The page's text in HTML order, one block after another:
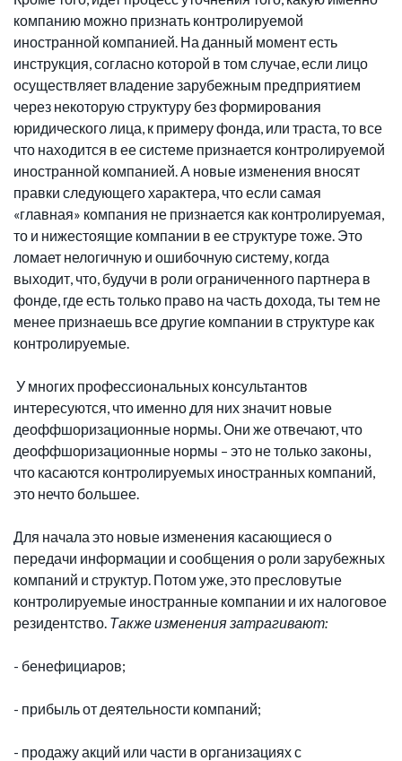
компанию можно признать контролируемой
иностранной компанией. На данный момент есть
инструкция, согласно которой в том случае, если лицо
осуществляет владение зарубежным предприятием
через некоторую структуру без формирования
юридического лица, к примеру фонда, или траста, то все
что находится в ее системе признается контролируемой
иностранной компанией. А новые изменения вносят
правки следующего характера, что если самая
«главная» компания не признается как контролируемая,
то и нижестоящие компании в ее структуре тоже. Это
ломает нелогичную и ошибочную систему, когда
выходит, что, будучи в роли ограниченного партнера в
фонде, где есть только право на часть дохода, ты тем не
менее признаешь все другие компании в структуре как
контролируемые.
У многих профессиональных консультантов
интересуются, что именно для них значит новые
деоффшоризационные нормы. Они же отвечают, что
деоффшоризационные нормы – это не только законы,
что касаются контролируемых иностранных компаний,
это нечто большее.
Для начала это новые изменения касающиеся о
передачи информации и сообщения о роли зарубежных
компаний и структур. Потом уже, это пресловутые
контролируемые иностранные компании и их налоговое
резидентство. Также изменения затрагивают:
- бенефициаров;
- прибыль от деятельности компаний;
- продажу акций или части в организациях с